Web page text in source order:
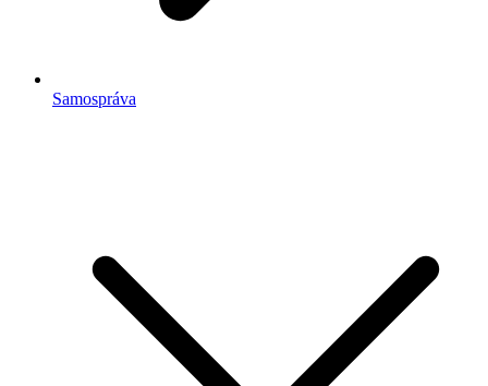
Samospráva